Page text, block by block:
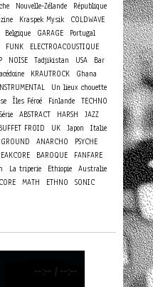
Nouvelle-Zélande
République
Kraspek Mysik
COLDWAVE
Belgique GARAGE
Portugal
FUNK
ELECTROACOUSTIQUE
NOISE Tadjikistan USA
Bar
KRAUTROCK
Ghana
Un lieux chouette
Îles Féroé Finlande TECHNO
Série ABSTRACT HARSH
JAZZ
FROID UK Japon
Italie
ANARCHO
PSYCHE
BAROQUE
FANFARE
La triperie Ethiopie Australie
MATH ETHNO SONIC